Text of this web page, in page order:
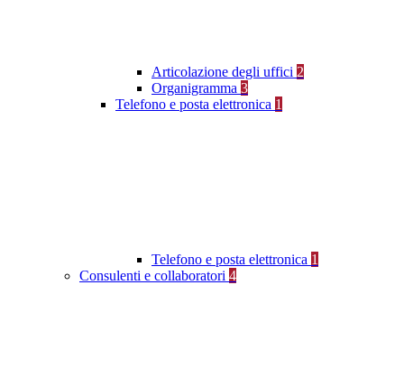
Articolazione degli uffici 2
Organigramma 3
Telefono e posta elettronica 1
Telefono e posta elettronica 1
Consulenti e collaboratori 4